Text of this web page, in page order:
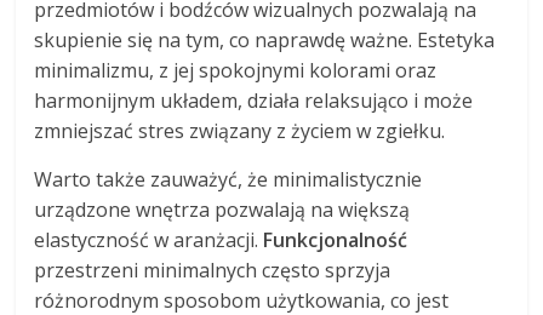
przedmiotów i bodźców wizualnych pozwalają na
skupienie się na tym, co naprawdę ważne. Estetyka
minimalizmu, z jej spokojnymi kolorami oraz
harmonijnym układem, działa relaksująco i może
zmniejszać stres związany z życiem w zgiełku.
Warto także zauważyć, że minimalistycznie
urządzone wnętrza pozwalają na większą
elastyczność w aranżacji. Funkcjonalność
przestrzeni minimalnych często sprzyja
różnorodnym sposobom użytkowania, co jest